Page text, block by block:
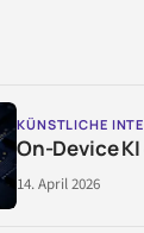
KÜNSTLICHE
On-Device
14. April 2026